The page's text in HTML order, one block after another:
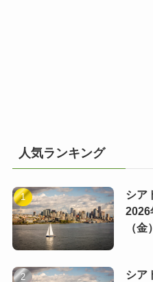
人気ランキング
シア
2026
（金）
シア